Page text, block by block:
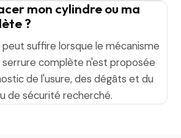
mon cylindre ou ma
?
peut suffire lorsque le mécanisme
serrure complète n'est proposée
de l'usure, des dégâts et du
de sécurité recherché.